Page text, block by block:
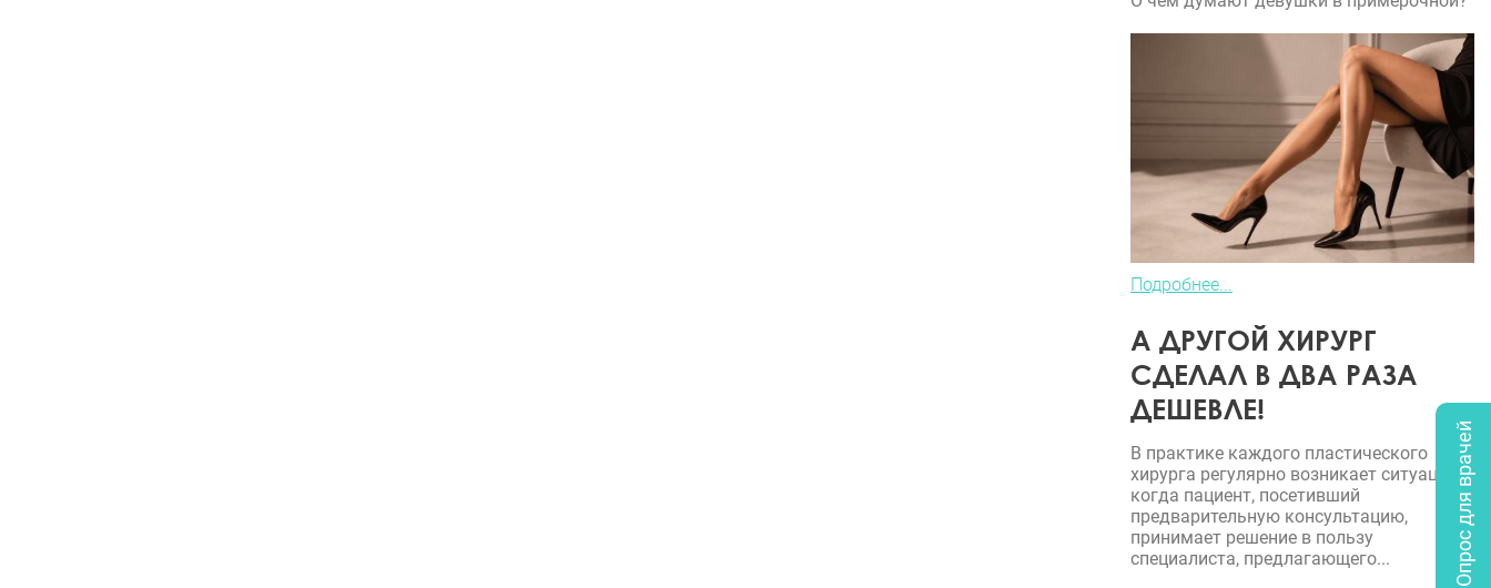
Подробнее...
А ДРУГОЙ ХИРУРГ
СДЕЛАЛ В ДВА РАЗА
ДЕШЕВЛЕ!
В практике каждого пластического
хирурга регулярно возникает ситуация,
когда пациент, посетивший
предварительную консультацию,
принимает решение в пользу
специалиста, предлагающего...
Опрос для врачей